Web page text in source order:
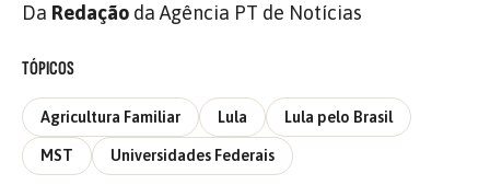
Da Redação da Agência PT de Notícias
TÓPICOS
Agricultura Familiar Lula Lula pelo Brasil
MST Universidades Federais